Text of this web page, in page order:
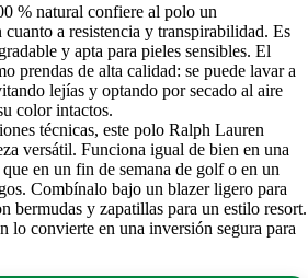
% natural confiere al polo un
a resistencia y transpirabilidad. Es
y apta para pieles sensibles. El
prendas de alta calidad: se puede lavar a
lejías y optando por secado al aire
color intactos.
técnicas, este polo Ralph Lauren
versátil. Funciona igual de bien en una
en un fin de semana de golf o en un
Combínalo bajo un blazer ligero para
bermudas y zapatillas para un estilo resort.
lo convierte en una inversión segura para